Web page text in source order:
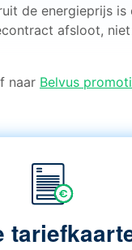
de energieprijs
afsloot,
naar Belvus